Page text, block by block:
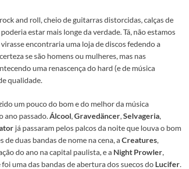
and roll, cheio de guitarras distorcidas, calças de
estar mais longe da verdade. Tá, não estamos
encontraria uma loja de discos fedendo a
se são homens ou mulheres, mas nas
uma renascença do hard (e de música
qualidade.
um pouco do bom e do melhor da música
ano passado.Álcool,Gravedäncer,Selvageria,
já passaram pelos palcos da noite que louva o bom
duas bandas de nome na cena, aCreatures,
do ano na capital paulista, e a Night Prowler,
uma das bandas de abertura dos suecos do Lucifer.